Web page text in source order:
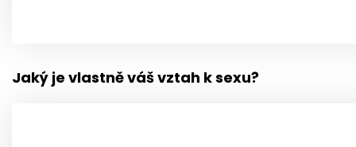
Jaký je vlastně váš vztah k sexu?